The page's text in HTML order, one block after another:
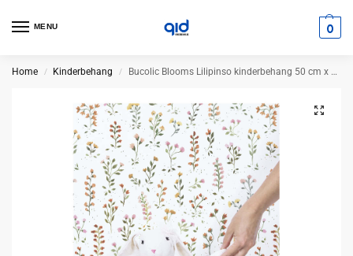
MENU 0
Home / Kinderbehang / Bucolic Blooms Lilipinso kinderbehang 50 cm x 10 m